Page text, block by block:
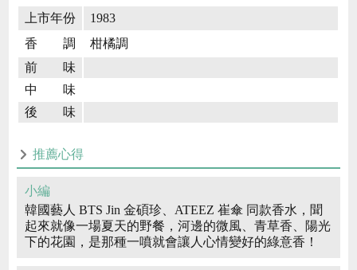
上市年份
1983
香 調
柑橘調
前 味
中 味
後 味
推薦心得
小編
韓國藝人 BTS Jin 金碩珍、ATEEZ 崔傘 同款香水，聞
起來就像一場夏天的野餐，河邊的微風、青草香、陽光
下的花園，是那種一噴就會讓人心情變好的綠意香！